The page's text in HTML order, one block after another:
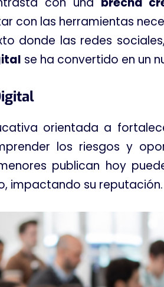
con las herramientas
donde las redes
se ha convertido en un
orientada a
los riesgos y
publican hoy
impactando su reputación.